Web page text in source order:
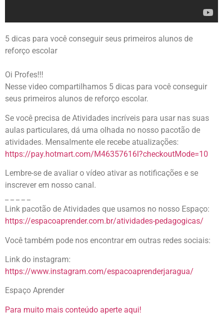
5 dicas para você conseguir seus primeiros alunos de
reforço escolar
Oi Profes!!!
Nesse video compartilhamos 5 dicas para você conseguir
seus primeiros alunos de reforço escolar.
Se você precisa de Atividades incríveis para usar nas suas
aulas particulares, dá uma olhada no nosso pacotão de
atividades. Mensalmente ele recebe atualizações:
https://pay.hotmart.com/M46357616I?checkoutMode=10
Lembre-se de avaliar o vídeo ativar as notificações e se
inscrever em nosso canal.
Link pacotão de Atividades que usamos no nosso Espaço:
https://espacoaprender.com.br/atividades-pedagogicas/
Você também pode nos encontrar em outras redes sociais:
Link do instagram:
https://www.instagram.com/espacoaprenderjaragua/
Espaço Aprender
Para muito mais conteúdo aperte aqui!